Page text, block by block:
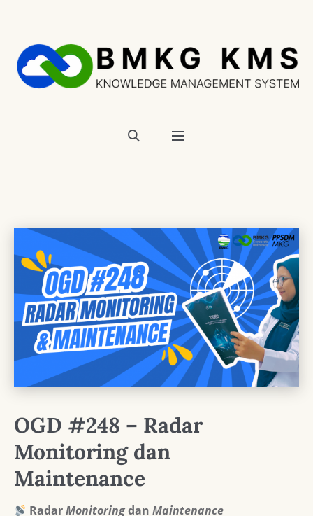
OGD #248 – Radar
Monitoring dan
Maintenance
RadarMonitoringdanMaintenance